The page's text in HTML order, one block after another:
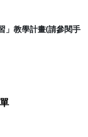
」教學計畫(請參閱手